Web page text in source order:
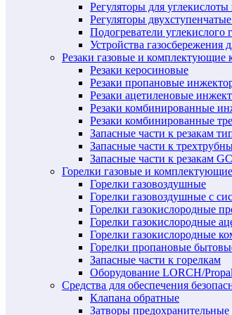
Регуляторы для углекислоты
Регуляторы
Подогреватели углекислого
Устройства
Резаки газовые и комплектующие
Резаки керосиновые
Резаки пропановые
Резаки ацетиленовые
Резаки комбинированные
Резаки комбинированные
Запасные части к резакам
Запасные части к
Запасные части к резакам
Горелки газовые и
Горелки газовоздушные
Горелки газовоздушные с
Горелки газокислородные
Горелки газокислородные
Горелки газокислородные
Горелки пропановые
Запасные части к горелкам
Оборудование LORCH/
Средства для обеспечения
Клапана обратные
Затворы